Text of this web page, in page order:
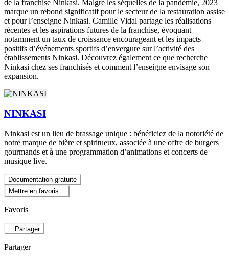
de la franchise Ninkasi. Malgré les séquelles de la pandémie, 2023
marque un rebond significatif pour le secteur de la restauration assise
et pour l’enseigne Ninkasi. Camille Vidal partage les réalisations
récentes et les aspirations futures de la franchise, évoquant
notamment un taux de croissance encourageant et les impacts
positifs d’événements sportifs d’envergure sur l’activité des
établissements Ninkasi. Découvrez également ce que recherche
Ninkasi chez ses franchisés et comment l’enseigne envisage son
expansion.
NINKASI
Ninkasi est un lieu de brassage unique : bénéficiez de la notoriété de
notre marque de bière et spiritueux, associée à une offre de burgers
gourmands et à une programmation d’animations et concerts de
musique live.
Documentation gratuite
Mettre en favoris
Favoris
Partager
Partager